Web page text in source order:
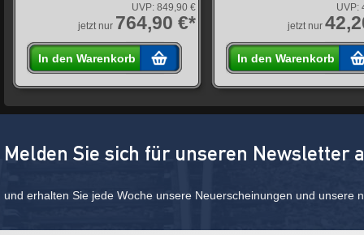
UVP: 849,90 €
jetzt nur 764,90 €*
In den Warenkorb
UVP:
jetzt nur
In den Warenkorb
Melden Sie sich für unseren Newsletter
und erhalten Sie jede Woche unsere Neuerscheinungen und unsere